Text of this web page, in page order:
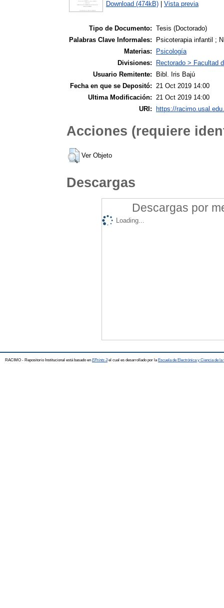
Download (474kB)
Vista previa
Tipo de Documento: Tesis (Doctorado)
Palabras Clave Informales:
Psicoterapia infantil ;
Materias:
Psicología
Divisiones:
Rectorado > Facultad
Usuario Remitente:
Bibl. Iris Bajú
Fecha en que se Depositó: 21 Oct 2019 14:00
Ultima Modificación: 21 Oct 2019 14:00
URI:
https://
Acciones (requiere
Ver Objeto
Descargas
Descargas por
Loading...
RACIMO - Repositorio Institucional está basado en EPrints 3el cual es desarrollado por la Escuela de Electrónica y Ciencia de la